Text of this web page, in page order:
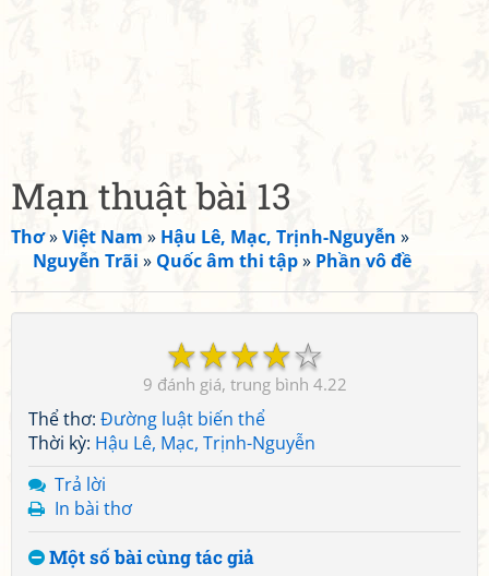
Mạn thuật bài 13
Thơ»Việt Nam » Hậu Lê, Mạc, Trịnh-Nguyễn »
Nguyễn Trãi » Quốc âm thi tập» Phần vô đề
☆
☆
☆
☆
☆
9 4.22
Thể thơ: Đường luật biến thể
Thời kỳ: Hậu Lê, Mạc, Trịnh-Nguyễn
Trả lời
In bài thơ
Một số bài cùng tác giả